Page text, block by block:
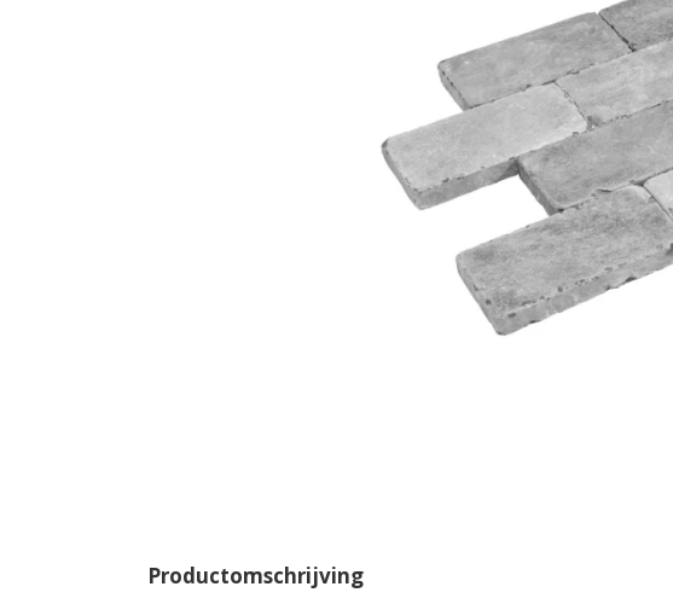
Productomschrijving